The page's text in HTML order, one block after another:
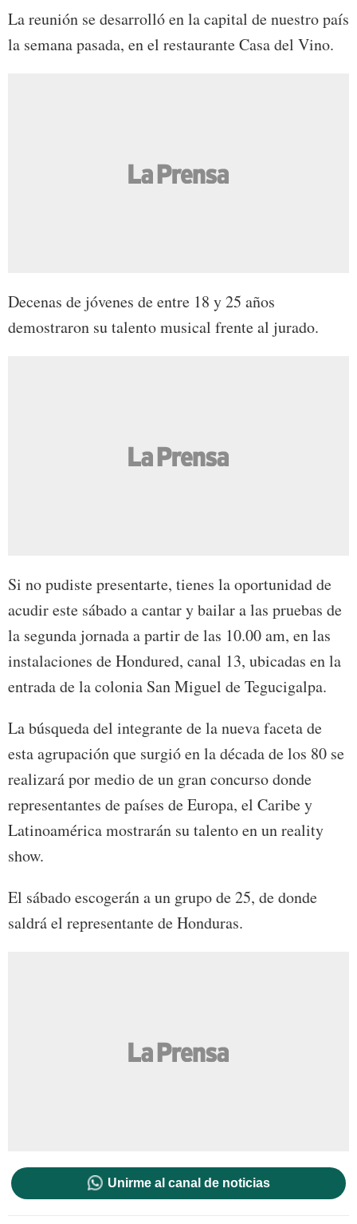
La reunión se desarrolló en la capital de nuestro país
la semana pasada, en el restaurante Casa del Vino.
Decenas de jóvenes de entre 18 y 25 años
demostraron su talento musical frente al jurado.
Si no pudiste presentarte, tienes la oportunidad de
acudir este sábado a cantar y bailar a las pruebas de
la segunda jornada a partir de las 10.00 am, en las
instalaciones de Hondured, canal 13, ubicadas en la
entrada de la colonia San Miguel de Tegucigalpa.
La búsqueda del integrante de la nueva faceta de
esta agrupación que surgió en la década de los 80 se
realizará por medio de un gran concurso donde
representantes de países de Europa, el Caribe y
Latinoamérica mostrarán su talento en un reality
show.
El sábado escogerán a un grupo de 25, de donde
saldrá el representante de Honduras.
Unirme al canal de noticias